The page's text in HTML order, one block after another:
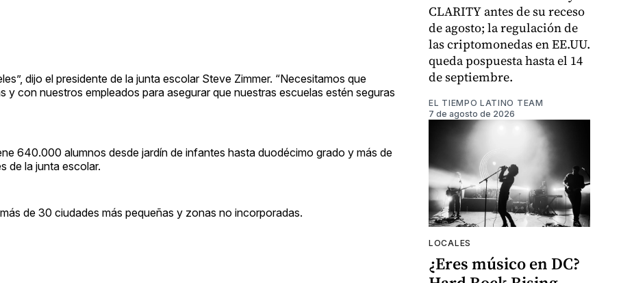
dijo el presidente de la junta escolar Steve Zimmer. “Necesitamos que
con nuestros empleados para asegurar que nuestras escuelas estén seguras
640.000 alumnos desde jardín de infantes hasta duodécimo grado y más de
de la junta escolar.
de 30 ciudades más pequeñas y zonas no incorporadas.
CLARITY antes de su receso
de agosto; la regulación de
las criptomonedas en EE.UU.
queda pospuesta hasta el 14
de septiembre.
EL TIEMPO LATINO TEAM
7 de agosto de 2026
LOCALES
¿Eres músico en DC?